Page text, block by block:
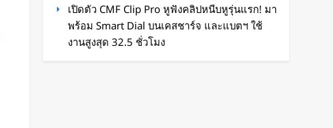
เปิดตัว CMF Clip Pro หูฟังคลิปหนีบหูรุ่นแรก! มา
พร้อม Smart Dial บนเคสชาร์จ และแบตฯ ใช้
งานสูงสุด 32.5 ชั่วโมง